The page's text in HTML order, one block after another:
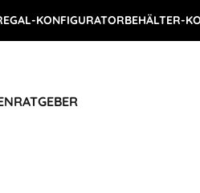
KONFIGURATORBEHÄLTER-
RATGEBER